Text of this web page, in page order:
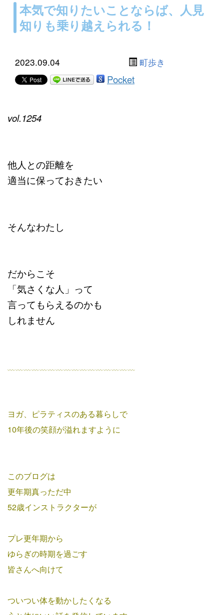
本気で知りたいことならば、人見
知りも乗り越えられる！
2023.09.04 町歩き
Pocket
vol.1254
他人との距離を
適当に保っておきたい
そんなわたし
だからこそ
「気さくな人」って
言ってもらえるのかも
しれません
﹏﹏﹏﹏﹏﹏﹏﹏﹏﹏﹏﹏﹏﹏﹏﹏
ヨガ、ピラティスのある暮らしで
10年後の笑顔が溢れますように
このブログは
更年期真っただ中
52歳インストラクターが
プレ更年期から
ゆらぎの時期を過ごす
皆さんへ向けて
ついつい体を動かしたくなる